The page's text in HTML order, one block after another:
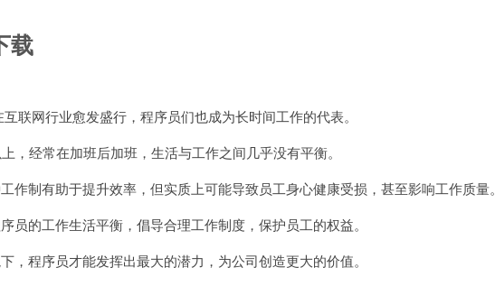
载
联网行业愈发盛行，程序员们也成为长时间工作的代表。
经常在加班后加班，生活与工作之间几乎没有平衡。
制有助于提升效率，但实质上可能导致员工身心健康受损，甚至影响工作质量。
的工作生活平衡，倡导合理工作制度，保护员工的权益。
程序员才能发挥出最大的潜力，为公司创造更大的价值。